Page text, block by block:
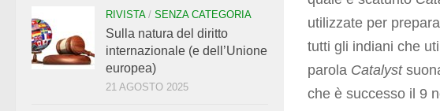
utilizzate per
tutti gli indiani che
parola Catalyst
che è successo il 9
RIVISTA/ SENZA CATEGORIA
Sulla natura del diritto
internazionale (e dell’Unione
europea)
21 AGOSTO 2025